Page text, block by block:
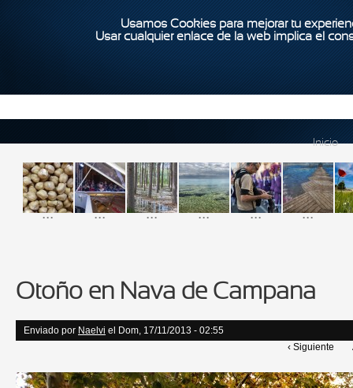
Usamos Cookies para mejorar tu
Usar cualquier enlace de la web implica el
Inicio
... ... ... ... ... ...
Otoño en Nava de Campana
Enviado por Naelvi el Dom, 17/11/2013 - 02:55
‹ Siguiente